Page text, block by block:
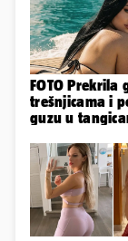
FOTO Prekrila
trešnjicama i
guzu u
Slavonka